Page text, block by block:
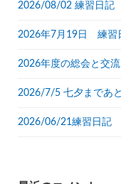
2026/08/02 練習日記
2026年7月19日 練習
2026年度の総会と交流
2026/7/5 七夕まであ
2026/06/21練習日記